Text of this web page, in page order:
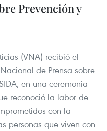
Prevención y
(VNA) recibió el
de Prensa sobre
en una ceremonia
reconoció la labor de
con la
personas que viven con